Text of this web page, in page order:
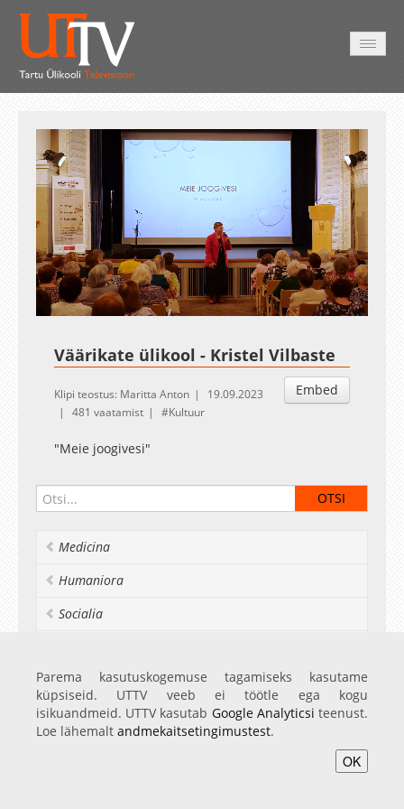
UnmuteLoaded:
1.13%
Esituskiirused
Auto
Väärikate ülikool - Kristel Vilbaste
Embed
Klipi teostus: Maritta Anton
19.09.2023
481 vaatamist
Kultuur
"Meie joogivesi"
Medicina
Humaniora
Socialia
Ülikoolist veel
Parema kasutuskogemuse tagamiseks kasutame
küpsiseid. UTTV veeb ei töötle ega kogu
isikuandmeid. UTTV kasutab Google Analyticsi teenust.
Loe lähemalt andmekaitsetingimustest.
OK